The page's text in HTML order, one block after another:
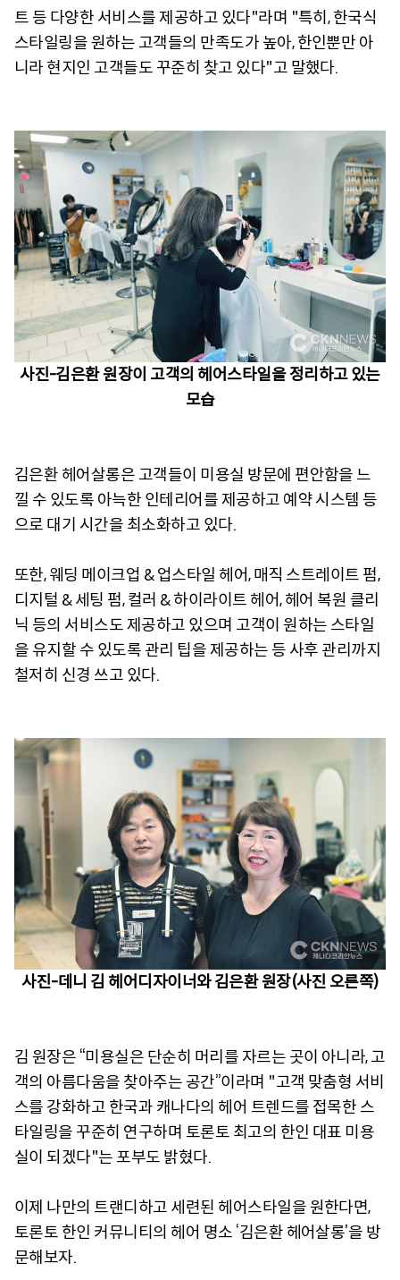
트 등 다양한 서비스를 제공하고 있다"라며 "특히, 한국식
스타일링을 원하는 고객들의 만족도가 높아, 한인뿐만 아
니라 현지인 고객들도 꾸준히 찾고 있다"고 말했다.
사진-김은환 원장이 고객의 헤어스타일을 정리하고 있는
모습
김은환 헤어살롱은 고객들이 미용실 방문에 편안함을 느
낄 수 있도록 아늑한 인테리어를 제공하고 예약 시스템 등
으로 대기 시간을 최소화하고 있다.
또한, 웨딩 메이크업 & 업스타일 헤어, 매직 스트레이트 펌,
디지털 & 세팅 펌, 컬러 & 하이라이트 헤어, 헤어 복원 클리
닉 등의 서비스도 제공하고 있으며 고객이 원하는 스타일
을 유지할 수 있도록 관리 팁을 제공하는 등 사후 관리까지
철저히 신경 쓰고 있다.
사진-데니 김 헤어디자이너와 김은환 원장(사진 오른쪽)
김 원장은 “미용실은 단순히 머리를 자르는 곳이 아니라, 고
객의 아름다움을 찾아주는 공간”이라며 "고객 맞춤형 서비
스를 강화하고 한국과 캐나다의 헤어 트렌드를 접목한 스
타일링을 꾸준히 연구하며 토론토 최고의 한인 대표 미용
실이 되겠다"는 포부도 밝혔다.
이제 나만의 트랜디하고 세련된 헤어스타일을 원한다면,
토론토 한인 커뮤니티의 헤어 명소 ‘김은환 헤어살롱’을 방
문해보자.